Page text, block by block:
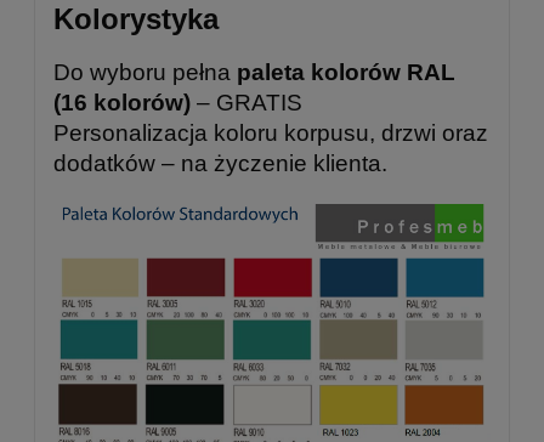
Kolorystyka
Do wyboru pełna paleta kolorów RAL
(16 kolorów) – GRATIS
Personalizacja koloru korpusu, drzwi oraz
dodatków – na życzenie klienta.